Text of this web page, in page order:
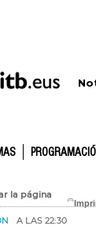
la página
A LAS 22:30